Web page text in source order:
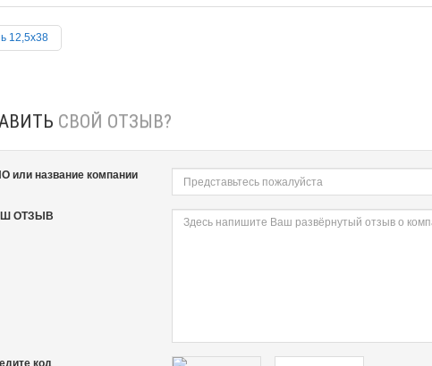
12,5х38
СВОЙ ОТЗЫВ?
или название компании
ОТЗЫВ
код